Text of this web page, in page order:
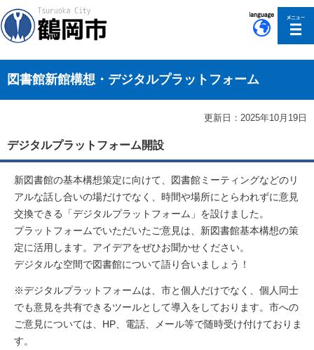
図書館新館構想・デジタルプラットフォーム
更新日：2025年10月19日
デジタルプラットフォーム開設
新図書館の基本構想策定に向けて、図書館ミーティングなどのリ
アルな話し合いの場だけでなく、時間や場所にとらわれずに意見
交換できる「デジタルプラットフォーム」を設けました。
プラットフォームでいただいたご意見は、新図書館基本構想の策
定に活用します。アイデアをぜひお聞かせください。
デジタルな空間で図書館について語り合いましょう！
※デジタルプラットフォームは、市と個人だけでなく、個人同士
でも意見を共有できるツールとして導入をしております。市への
ご意見については、HP、電話、メール等で随時受け付けておりま
す。